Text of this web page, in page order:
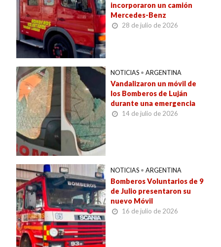
incorporaron un camión
Mercedes-Benz
28 de julio de 2026
NOTICIAS • ARGENTINA
Vandalizaron un móvil de
los Bomberos de Luján
durante una emergencia
14 de julio de 2026
NOTICIAS • ARGENTINA
Bomberos Voluntarios de 9
de Julio presentaron su
nuevo Móvil
16 de julio de 2026